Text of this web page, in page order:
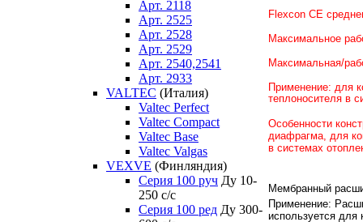
Арт. 2118
Арт. 2525
Арт. 2528
Арт. 2529
Арт. 2540,2541
Арт. 2933
VALTEC (Италия)
Valtec Perfect
Valtec Compact
Valtec Base
Valtec Valgas
VEXVE (Финляндия)
Серия 100 руч Ду 10-
250 c/c
Серия 100 ред Ду 300-
Flexcon CE
Максимальное
Максимальная/
Применение: для
теплоносителя в
Особенности
диафрагма, для
в системах
Мембранный
Применение:
используется для